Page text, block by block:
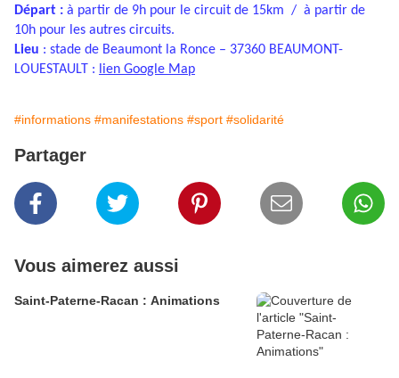
Départ : à partir de 9h pour le circuit de 15km / à partir de
10h pour les autres circuits.
Lieu : stade de Beaumont la Ronce – 37360 BEAUMONT-
LOUESTAULT :
lien Google Map
#informations #manifestations #sport #solidarité
Partager
Vous aimerez aussi
Saint-Paterne-Racan : Animations